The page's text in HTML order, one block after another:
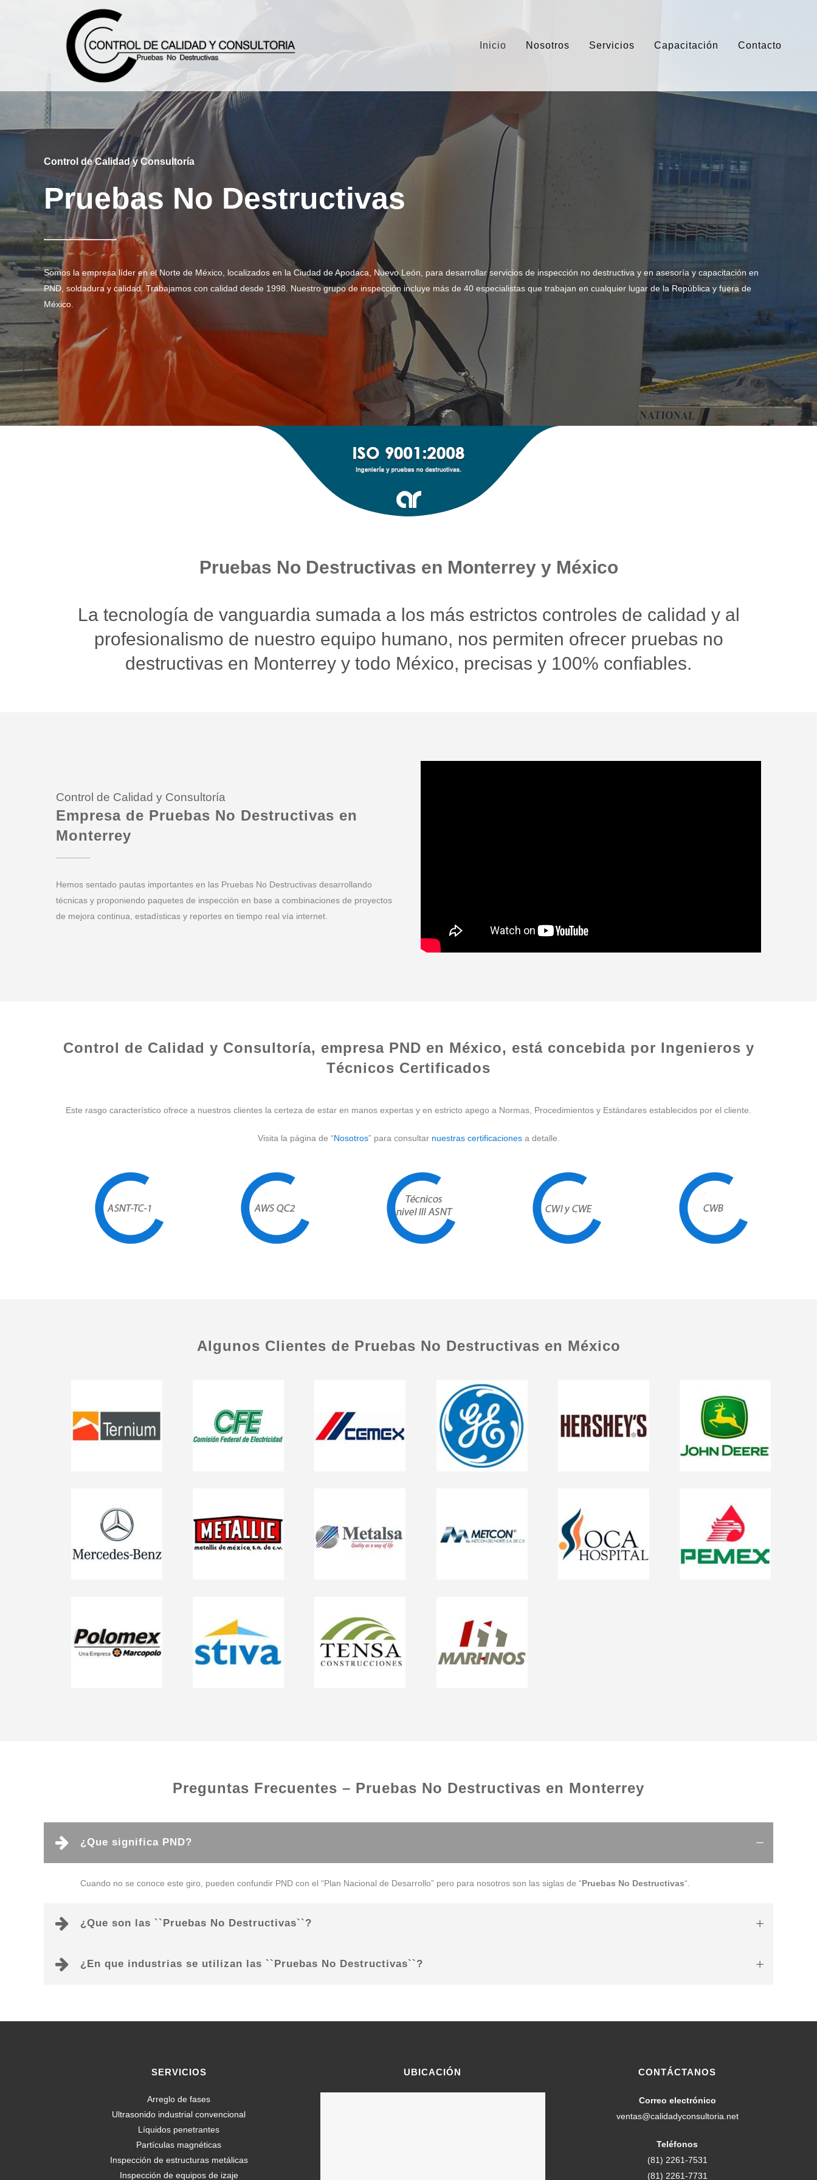
Inicio Nosotros Servicios Capacitación Contacto
Control de Calidad y Consultoría
Pruebas No Destructivas
Somos la empresa líder en el Norte de México, localizados en la Ciudad de Apodaca, Nuevo León, para desarrollar servicios de inspección no destructiva y en asesoría y capacitación en
PND, soldadura y calidad. Trabajamos con calidad desde 1998. Nuestro grupo de inspección incluye más de 40 especialistas que trabajan en cualquier lugar de la República y fuera de
México.
Pruebas No Destructivas en Monterrey y México
La tecnología de vanguardia sumada a los más estrictos controles de calidad y al
profesionalismo de nuestro equipo humano, nos permiten ofrecer pruebas no
destructivas en Monterrey y todo México, precisas y 100% confiables.
Control de Calidad y Consultoría
Empresa de Pruebas No Destructivas en
Monterrey
Hemos sentado pautas importantes en las Pruebas No Destructivas desarrollando
técnicas y proponiendo paquetes de inspección en base a combinaciones de proyectos
de mejora continua, estadísticas y reportes en tiempo real vía internet.
Control de Calidad y Consultoría, empresa PND en México, está concebida por Ingenieros y
Técnicos Certificados
Este rasgo característico ofrece a nuestros clientes la certeza de estar en manos expertas y en estricto apego a Normas, Procedimientos y Estándares establecidos por el cliente.
Visita la página de “Nosotros” para consultar nuestras certificacionesa detalle.
Algunos Clientes de Pruebas No Destructivas en México
Preguntas Frecuentes – Pruebas No Destructivas en Monterrey
¿Que significa PND?
Cuando no se conoce este giro, pueden confundir PND con el “Plan Nacional de Desarrollo” pero para nosotros son las siglas de “Pruebas No Destructivas“.
¿Que son las ``Pruebas No Destructivas``?
¿En que industrias se utilizan las ``Pruebas No Destructivas``?
SERVICIOS
Arreglo de fases
Ultrasonido industrial convencional
Líquidos penetrantes
Partículas magnéticas
Inspección de estructuras metálicas
Inspección de equipos de izaje
UBICACIÓN CONTÁCTANOS
Correo electrónico
ventas@calidadyconsultoria.net
Teléfonos
(81) 2261-7531
(81) 2261-7731